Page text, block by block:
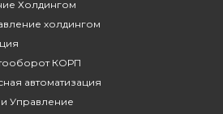
Холдингом
холдингом
КОРП
автоматизация
и Управление